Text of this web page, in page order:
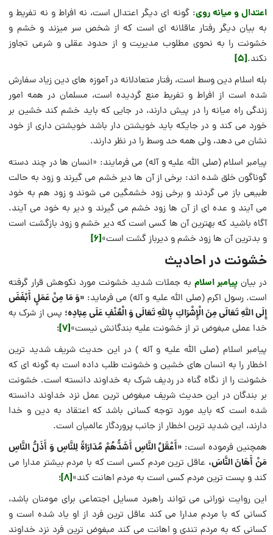
اعتدال و میانه روی: گونه ای دیگر اعتدال است، نه افراط و نه تفریط و
به بیان دیگر رفتار عاقلانه­ ای است که از شخص سر می­زند و خشم و
خشونت را به نحوی مطلوب مدیریت و از حدود عقلی و شرعی تجاوز
نکند.[5]
بله اسلام دین وسط است، رفتار متعادلانه در آموزه های دین زیاد سفارش
شده است از افراط و تفریط منع گردیده است، مسلمان در همه امور
زندگی راه میانه را در پیش دارند، در جایی که باید خشم کند خشین بر
خورد می کند و در جایکه باید خویشتن دار باشد خویشتن داری از خود
نشان می دهد، ولی همه حد وسط را در نظر دارند.
پیامبر اسلام (صلی الله علیه و آله) می‌ فرمایند: «انسان‌ ها در چند دسته
گوناگون خلق شده‌ اند: برخی از آن ها دیر خشم می‌ گیرند و زود به حالت
طبیعی باز می‌ گردند و برخی زود خشمگین می‌ شوند و زود هم به خود
می‌ آیند و عده‌ ای از آن ها زود خشم می‌ گیرند و دیر به خود می‌ آیند.
آگاه باشید که بهترین آن ها کسی است که دیر خشم و زود بازگشت است
و بدترین آن ها زود خشم و دیرباز گشت است»[6]
خشونت در احادیث
در بیان پیامبر اسلامبه جملات شدید خشونت مورد نکوهش قرار گرفته
است. رسول اکرم (صلی الله علیه و آله) می فرماید: «وَ مَا مِنْ عَمَلٍ أَبْغَضَ
إِلَى اللَّهِ تَعَالَى مِنَ الْإِشْرَاكِ بِاللَّهِ تَعَالَى وَ الْعُنْفِ عَلَى عِبَادِه‏؛ پس از شرک به
خدا عملی مبغوض تر از خشونت علیه بندگانش نیست»[7]
؛
پیامبر اسلام (صلی الله علیه و آله ) در این حدیث شریف شدید ترین
اخطار را به انسان های خشین و خشونت طلب داده است به گونه ای که
خشونت را از نگاه گناه در ردیف شرک به خداوند دانسته است. خشونت
بر بندگان در این حدیث شریف مبغوض ترین عمل نزد خداوند دانسته
شده است که باید مورد توجه کسانی باشد که اعتقاد به دین و خدا
دارند، این شدید ترین اخطار از جانب پروردگار عالمیان است.
همچنین فرموده است: «أَعْقَلُ النَّاسِ أَشَدُّهُمْ مُدَارَاةً لِلنَّاسِ وَ أَذَلُّ النَّاسِ
مَنْ أَهَانَ النَّاسَ، ‏ عاقل ترین مردم کسی است که با مردم بیشتر مدارا می
کند و پست ترین مردم کسی است به مردم اهانت کند»[8]
؛
این روایت نورانی می تواند راهبرد مسایل اجتماعی برای مومنان باشد،
کسانی که با مردم مدارا می کند عاقل ترین فرد از او یاد شده است و
کسانی که به مردم تندی و اهانت می کند مبغوض ترین فرد نزد خداوند